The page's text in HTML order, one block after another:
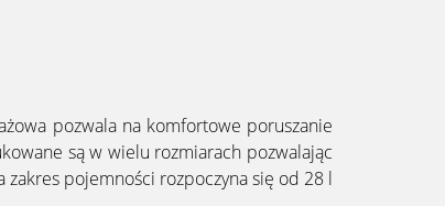
pozwala na komfortowe poruszanie
są w wielu rozmiarach pozwalając
pojemności rozpoczyna się od 28 l